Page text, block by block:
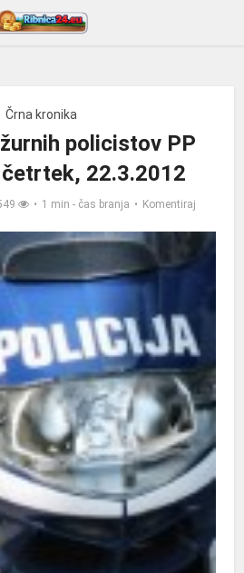
Črna kronika
policistov PP
četrtek, 22.3.2012
1 min - čas branja Komentiraj